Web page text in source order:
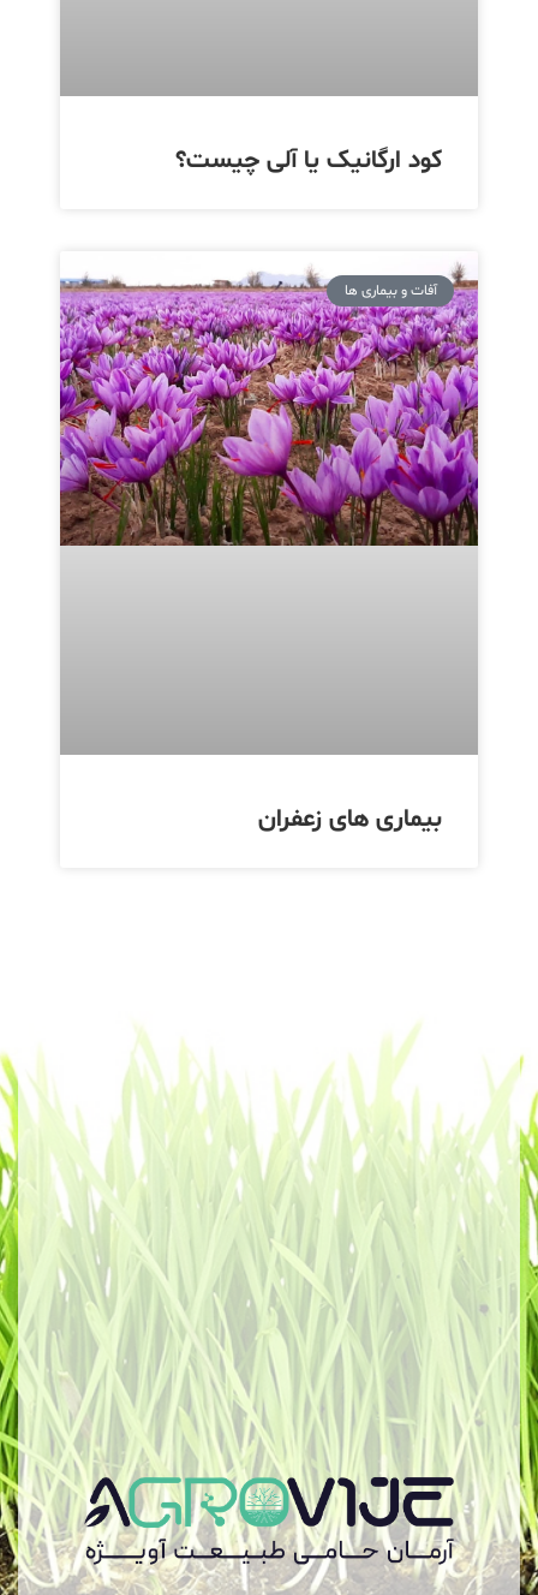
کود ارگانیک یا آلی چیست؟
آفات و بیماری ها
بیماری های زعفران